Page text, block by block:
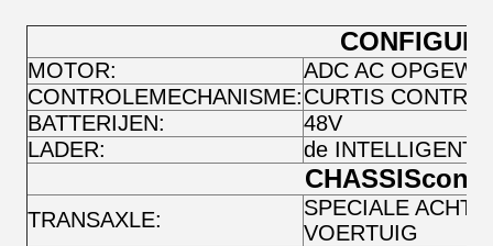
MOTOR:
ADC AC
CONTROLEMECHANISME:CURTIS
BATTERIJEN:
48V
LADER:
de
TRANSAXLE:
SPECIALE
VOERTUIG